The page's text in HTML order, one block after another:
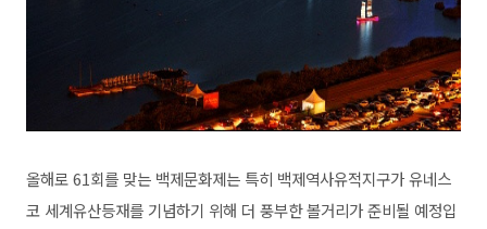
올해로 61회를 맞는 백제문화제는 특히 백제역사유적지구가 유네스
코 세계유산등재를 기념하기 위해 더 풍부한 볼거리가 준비될 예정입